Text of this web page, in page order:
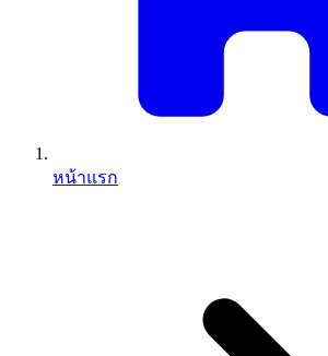
หน้าแรก